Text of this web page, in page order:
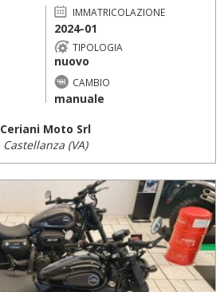
IMMATRICOLAZIONE
2024-01
TIPOLOGIA
nuovo
CAMBIO
manuale
Ceriani Moto Srl
Castellanza (VA)